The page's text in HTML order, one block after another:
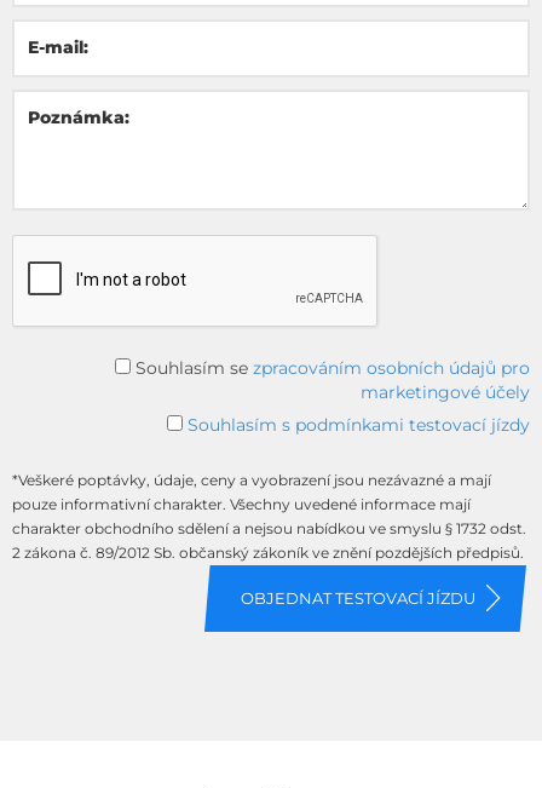
E-mail:
Poznámka:
Souhlasím se zpracováním osobních údajů pro
marketingové účely
Souhlasím s podmínkami testovací jízdy
*Veškeré poptávky, údaje, ceny a vyobrazení jsou nezávazné a mají
pouze informativní charakter. Všechny uvedené informace mají
charakter obchodního sdělení a nejsou nabídkou ve smyslu § 1732 odst.
2 zákona č. 89/2012 Sb. občanský zákoník ve znění pozdějších předpisů.